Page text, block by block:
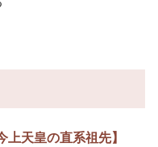
上天皇の直系祖先】